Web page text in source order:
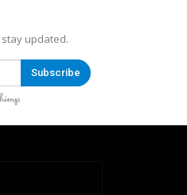
updated.
Subscribe